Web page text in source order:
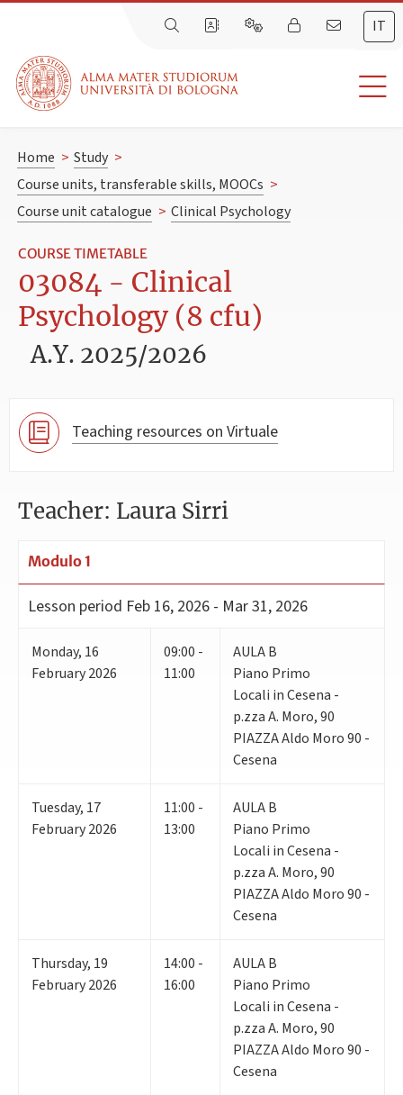
IT
Home > Study >
Course units, transferable skills, MOOCs >
Course unit catalogue > Clinical Psychology
COURSE TIMETABLE
03084 - Clinical
Psychology (8 cfu)
A.Y. 2025/2026
Teaching resources on Virtuale
Teacher: Laura Sirri
Modulo 1
Lesson period Feb 16, 2026 - Mar 31, 2026
Monday, 16
February 2026
09:00 -
11:00
AULA B
Piano Primo
Locali in Cesena -
p.zza A. Moro, 90
PIAZZA Aldo Moro 90 -
Cesena
Tuesday, 17
February 2026
11:00 -
13:00
AULA B
Piano Primo
Locali in Cesena -
p.zza A. Moro, 90
PIAZZA Aldo Moro 90 -
Cesena
Thursday, 19
February 2026
14:00 -
16:00
AULA B
Piano Primo
Locali in Cesena -
p.zza A. Moro, 90
PIAZZA Aldo Moro 90 -
Cesena